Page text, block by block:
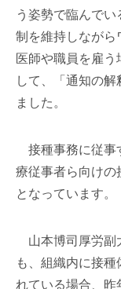
う姿勢で臨んで
制を維持しながら
医師や職員を雇う
して、「通知の
ました。
接種事務に従事
療従事者ら向けの
となっています。
山本博司厚労副
も、組織内に接
れている場合、